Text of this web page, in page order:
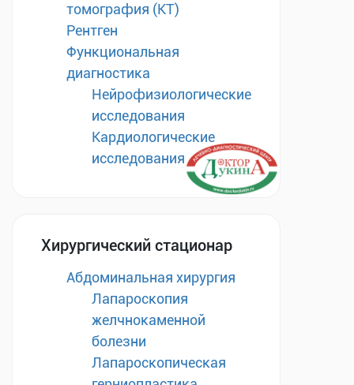
томография (КТ)
Рентген
Функциональная
диагностика
Нейрофизиологические
исследования
Кардиологические
исследования
Хирургический стационар
Абдоминальная хирургия
Лапароскопия
желчнокаменной
болезни
Лапароскопическая